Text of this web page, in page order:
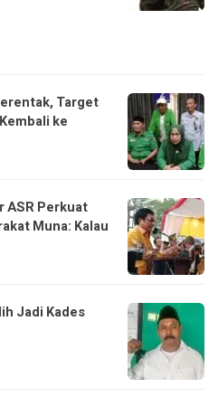
Target
ke
ASR Perkuat
Muna: Kalau
Jadi Kades